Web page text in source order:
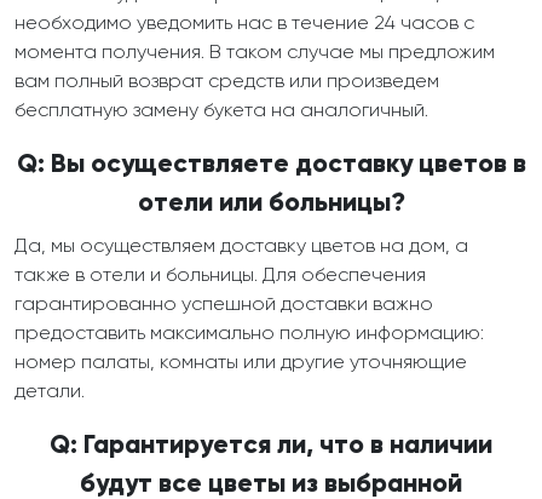
необходимо уведомить нас в течение 24 часов с
момента получения. В таком случае мы предложим
вам полный возврат средств или произведем
бесплатную замену букета на аналогичный.
Q: Вы осуществляете доставку цветов в
отели или больницы?
Да, мы осуществляем доставку цветов на дом, а
также в отели и больницы. Для обеспечения
гарантированно успешной доставки важно
предоставить максимально полную информацию:
номер палаты, комнаты или другие уточняющие
детали.
Q: Гарантируется ли, что в наличии
будут все цветы из выбранной